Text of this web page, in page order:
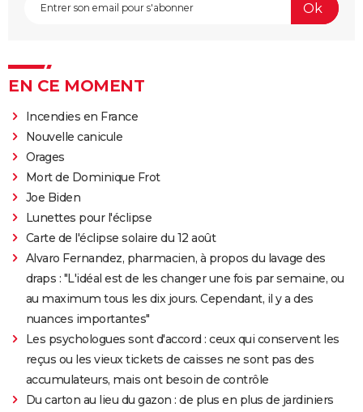
EN CE MOMENT
Incendies en France
Nouvelle canicule
Orages
Mort de Dominique Frot
Joe Biden
Lunettes pour l'éclipse
Carte de l'éclipse solaire du 12 août
Alvaro Fernandez, pharmacien, à propos du lavage des
draps : "L'idéal est de les changer une fois par semaine, ou
au maximum tous les dix jours. Cependant, il y a des
nuances importantes"
Les psychologues sont d'accord : ceux qui conservent les
reçus ou les vieux tickets de caisses ne sont pas des
accumulateurs, mais ont besoin de contrôle
Du carton au lieu du gazon : de plus en plus de jardiniers